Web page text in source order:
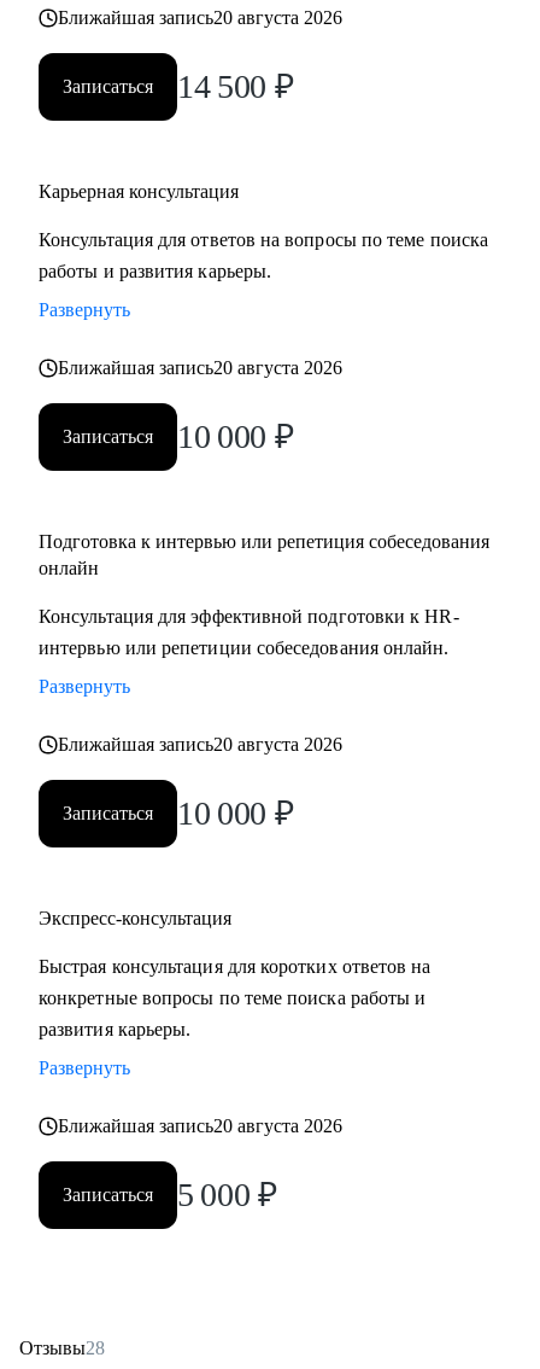
• часто меняли работу;
• захотели вернуться из фриланса, своего бизнеса в найм;
• хотите сменить профессию, но не знаете, как грамотно
построить поиск работы.
Ближайшая запись20 августа 2026
Записаться 14 500 ₽
Карьерная консультация
Консультация для ответов на вопросы по теме поиска
работы и развития карьеры.
Развернуть
Ближайшая запись20 августа 2026
Записаться 10 000 ₽
Подготовка к интервью или репетиция собеседования
онлайн
Консультация для эффективной подготовки к HR-
интервью или репетиции собеседования онлайн.
Развернуть
Ближайшая запись20 августа 2026
Записаться 10 000 ₽
Экспресс-консультация
Быстрая консультация для коротких ответов на
конкретные вопросы по теме поиска работы и
развития карьеры.
Развернуть
Ближайшая запись20 августа 2026
Записаться 5 000 ₽
Отзывы28